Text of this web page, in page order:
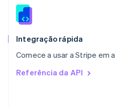
Integração rápida
Comece a usar a Stripe em
Referência da API
RAE de Hong Kong, China
Reino Unido
English
English
English